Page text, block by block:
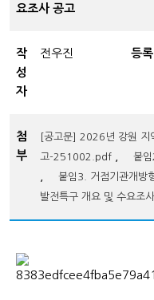
요조사 공고
작
성
자
전우진 등록
첨
부
[공고문] 2026년 강원 지
고-251002.pdf
붙
붙임3. 거점기관개방
발전특구 개요 및 수요조